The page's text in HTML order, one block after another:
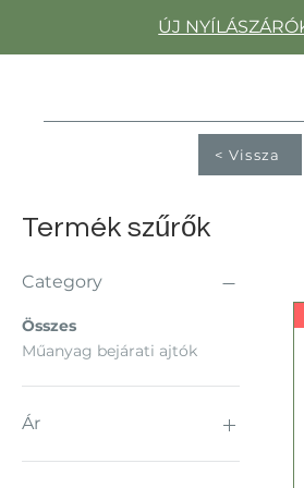
ÚJ
< Vissza
Termék szűrők
Category
Összes
Műanyag bejárati ajtók
Ár